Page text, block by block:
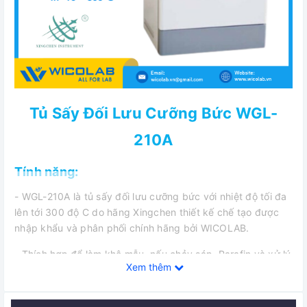
Tủ Sấy Đối Lưu Cưỡng Bức WGL-
210A
Tính năng:
- WGL-210A là tủ sấy đối lưu cưỡng bức với nhiệt độ tối đa
lên tới 300 độ C do hãng Xingchen thiết kế chế tạo được
nhập khẩu và phân phối chính hãng bởi WICOLAB.
- Thích hợp để làm khô mẫu, nấu chảy sáp, Parafin và xử lý
nhiệt trong phòng thí nghiệm, nhà máy các trường cao
vực Y tế, dược phẩm, thực phẩm đồ uống, thức an chăn
Xem thêm